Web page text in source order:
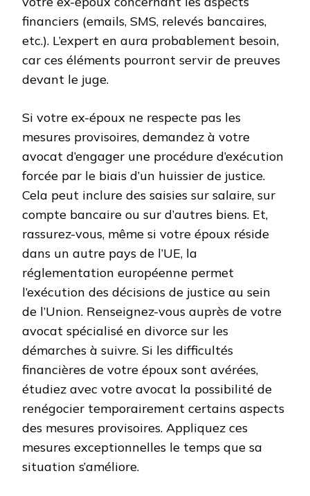
financiers (emails, SMS, relevés bancaires,
etc.). L’expert en aura probablement besoin,
car ces éléments pourront servir de preuves
devant le juge.
Si votre ex-époux ne respecte pas les
mesures provisoires, demandez à votre
avocat d’engager une procédure d’exécution
forcée par le biais d’un huissier de justice.
Cela peut inclure des saisies sur salaire, sur
compte bancaire ou sur d’autres biens. Et,
rassurez-vous, même si votre époux réside
dans un autre pays de l’UE, la
réglementation européenne permet
l’exécution des décisions de justice au sein
de l’Union. Renseignez-vous auprès de votre
avocat spécialisé en divorce sur les
démarches à suivre. Si les difficultés
financières de votre époux sont avérées,
étudiez avec votre avocat la possibilité de
renégocier temporairement certains aspects
des mesures provisoires. Appliquez ces
mesures exceptionnelles le temps que sa
situation s’améliore.